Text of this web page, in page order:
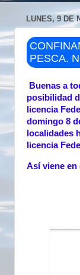
LUNES, 9 DE
PESCA.
Buenas a
posibilidad
licencia
domingo 8
localidades
licencia
Así viene